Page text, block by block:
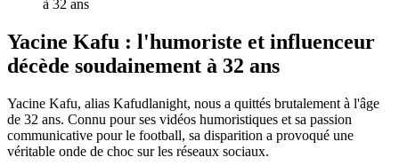
à 32 ans
Yacine Kafu : l'humoriste et influenceur
décède soudainement à 32 ans
Yacine Kafu, alias Kafudlanight, nous a quittés brutalement à l'âge
de 32 ans. Connu pour ses vidéos humoristiques et sa passion
communicative pour le football, sa disparition a provoqué une
véritable onde de choc sur les réseaux sociaux.